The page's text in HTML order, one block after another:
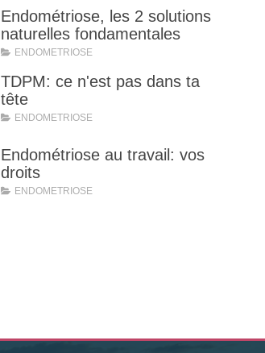
Endométriose, les 2 solutions
naturelles fondamentales
ENDOMETRIOSE
TDPM: ce n'est pas dans ta
tête
ENDOMETRIOSE
Endométriose au travail: vos
droits
ENDOMETRIOSE